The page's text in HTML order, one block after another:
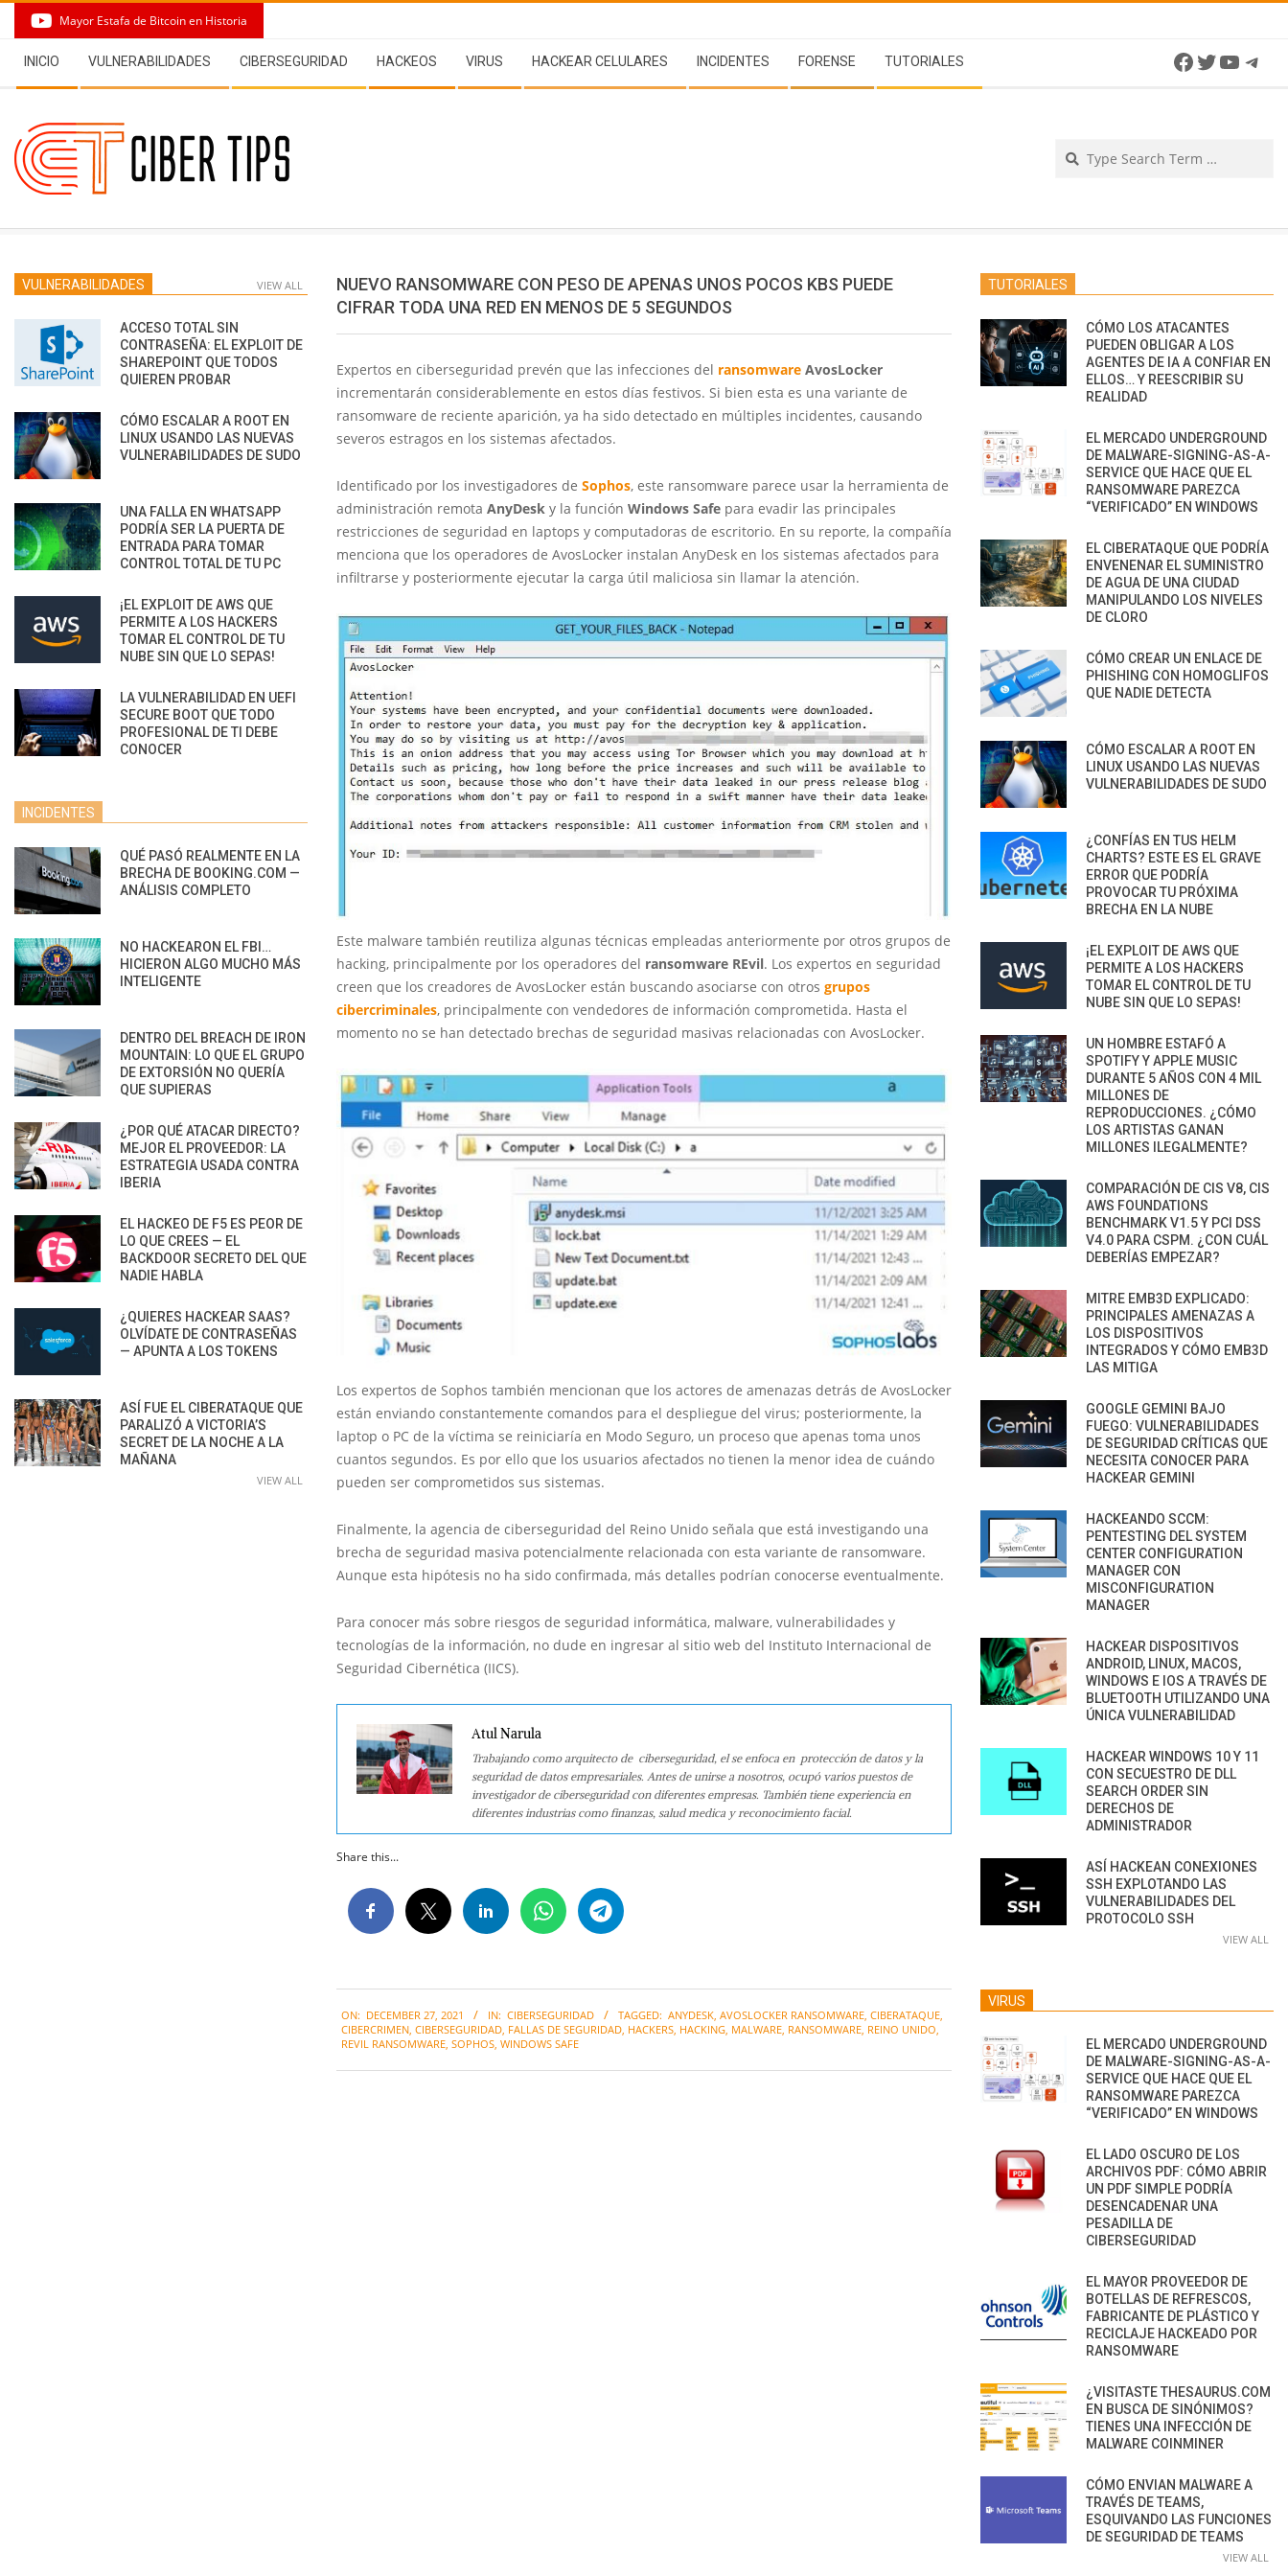
content
Mayor Estafa de Bitcoin en Historia
Navigation
Menu
INICIO VULNERABILIDADES CIBERSEGURIDAD HACKEOS VIRUS HACKEAR CELULARES INCIDENTES FORENSE TUTORIALES Facebook
Twitter
NUEVO RANSOMWARE CON PESO DE APENAS UNOS POCOS KBS PUEDE
CIFRAR TODA UNA RED EN MENOS DE 5 SEGUNDOS
Expertos en ciberseguridad prevén que las infecciones del ransomware AvosLocker
incrementarán considerablemente en estos días festivos. Si bien esta es una variante de
ransomware de reciente aparición, ya ha sido detectado en múltiples incidentes, causando
severos estragos en los sistemas afectados.
Identificado por los investigadores de Sophos, este ransomware parece usar la herramienta de
administración remota AnyDesk y la función Windows Safe para evadir las principales
restricciones de seguridad en laptops y computadoras de escritorio. En su reporte, la compañía
menciona que los operadores de AvosLocker instalan AnyDesk en los sistemas afectados para
infiltrarse y posteriormente ejecutar la carga útil maliciosa sin llamar la atención.
Este malware también reutiliza algunas técnicas empleadas anteriormente por otros grupos de
hacking, principalmente por los operadores del ransomware REvil. Los expertos en seguridad
creen que los creadores de AvosLocker están buscando asociarse con otros grupos
cibercriminales, principalmente con vendedores de información comprometida. Hasta el
momento no se han detectado brechas de seguridad masivas relacionadas con AvosLocker.
Los expertos de Sophos también mencionan que los actores de amenazas detrás de AvosLocker
están enviando constantemente comandos para el despliegue del virus; posteriormente, la
laptop o PC de la víctima se reiniciaría en Modo Seguro, un proceso que apenas toma unos
cuantos segundos. Es por ello que los usuarios afectados no tienen la menor idea de cuándo
pueden ser comprometidos sus sistemas.
Finalmente, la agencia de ciberseguridad del Reino Unido señala que está investigando una
brecha de seguridad masiva potencialmente relacionada con esta variante de ransomware.
Aunque esta hipótesis no ha sido confirmada, más detalles podrían conocerse eventualmente.
Para conocer más sobre riesgos de seguridad informática, malware, vulnerabilidades y
tecnologías de la información, no dude en ingresar al sitio web del Instituto Internacional de
Seguridad Cibernética (IICS).
Atul Narula
Trabajando como arquitecto de ciberseguridad, el se enfoca en protección de datos y la
seguridad de datos empresariales. Antes de unirse a nosotros, ocupó varios puestos de
investigador de ciberseguridad con diferentes empresas. También tiene experiencia en
diferentes industrias como finanzas, salud medica y reconocimiento facial.
Share this...
12-
27
ON: DECEMBER 27, 2021 IN: CIBERSEGURIDAD TAGGED: ANYDESK, AVOSLOCKER RANSOMWARE, CIBERATAQUE,
CIBERCRIMEN, CIBERSEGURIDAD, FALLAS DE SEGURIDAD, HACKERS, HACKING, MALWARE, RANSOMWARE, REINO UNIDO,
REVIL RANSOMWARE, SOPHOS, WINDOWS SAFE
VULNERABILIDADES VIEW ALL
ACCESO TOTAL SIN
CONTRASEÑA: EL EXPLOIT DE
SHAREPOINT QUE TODOS
QUIEREN PROBAR
CÓMO ESCALAR A ROOT EN
LINUX USANDO LAS NUEVAS
VULNERABILIDADES DE SUDO
UNA FALLA EN WHATSAPP
PODRÍA SER LA PUERTA DE
ENTRADA PARA TOMAR
CONTROL TOTAL DE TU PC
¡EL EXPLOIT DE AWS QUE
PERMITE A LOS HACKERS
TOMAR EL CONTROL DE TU
NUBE SIN QUE LO SEPAS!
LA VULNERABILIDAD EN UEFI
SECURE BOOT QUE TODO
PROFESIONAL DE TI DEBE
CONOCER
INCIDENTES
QUÉ PASÓ REALMENTE EN LA
BRECHA DE BOOKING.COM —
ANÁLISIS COMPLETO
NO HACKEARON EL FBI…
HICIERON ALGO MUCHO MÁS
INTELIGENTE
DENTRO DEL BREACH DE IRON
MOUNTAIN: LO QUE EL GRUPO
DE EXTORSIÓN NO QUERÍA
QUE SUPIERAS
¿POR QUÉ ATACAR DIRECTO?
MEJOR EL PROVEEDOR: LA
ESTRATEGIA USADA CONTRA
IBERIA
EL HACKEO DE F5 ES PEOR DE
LO QUE CREES — EL
BACKDOOR SECRETO DEL QUE
NADIE HABLA
¿QUIERES HACKEAR SAAS?
OLVÍDATE DE CONTRASEÑAS
— APUNTA A LOS TOKENS
ASÍ FUE EL CIBERATAQUE QUE
PARALIZÓ A VICTORIA’S
SECRET DE LA NOCHE A LA
MAÑANA
VIEW ALL
TUTORIALES
CÓMO LOS ATACANTES
PUEDEN OBLIGAR A LOS
AGENTES DE IA A CONFIAR EN
ELLOS… Y REESCRIBIR SU
REALIDAD
EL MERCADO UNDERGROUND
DE MALWARE-SIGNING-AS-A-
SERVICE QUE HACE QUE EL
RANSOMWARE PAREZCA
“VERIFICADO” EN WINDOWS
EL CIBERATAQUE QUE PODRÍA
ENVENENAR EL SUMINISTRO
DE AGUA DE UNA CIUDAD
MANIPULANDO LOS NIVELES
DE CLORO
CÓMO CREAR UN ENLACE DE
PHISHING CON HOMOGLIFOS
QUE NADIE DETECTA
CÓMO ESCALAR A ROOT EN
LINUX USANDO LAS NUEVAS
VULNERABILIDADES DE SUDO
¿CONFÍAS EN TUS HELM
CHARTS? ESTE ES EL GRAVE
ERROR QUE PODRÍA
PROVOCAR TU PRÓXIMA
BRECHA EN LA NUBE
¡EL EXPLOIT DE AWS QUE
PERMITE A LOS HACKERS
TOMAR EL CONTROL DE TU
NUBE SIN QUE LO SEPAS!
UN HOMBRE ESTAFÓ A
SPOTIFY Y APPLE MUSIC
DURANTE 5 AÑOS CON 4 MIL
MILLONES DE
REPRODUCCIONES. ¿CÓMO
LOS ARTISTAS GANAN
MILLONES ILEGALMENTE?
COMPARACIÓN DE CIS V8, CIS
AWS FOUNDATIONS
BENCHMARK V1.5 Y PCI DSS
V4.0 PARA CSPM. ¿CON CUÁL
DEBERÍAS EMPEZAR?
MITRE EMB3D EXPLICADO:
PRINCIPALES AMENAZAS A
LOS DISPOSITIVOS
INTEGRADOS Y CÓMO EMB3D
LAS MITIGA
GOOGLE GEMINI BAJO
FUEGO: VULNERABILIDADES
DE SEGURIDAD CRÍTICAS QUE
NECESITA CONOCER PARA
HACKEAR GEMINI
HACKEANDO SCCM:
PENTESTING DEL SYSTEM
CENTER CONFIGURATION
MANAGER CON
MISCONFIGURATION
MANAGER
HACKEAR DISPOSITIVOS
ANDROID, LINUX, MACOS,
WINDOWS E IOS A TRAVÉS DE
BLUETOOTH UTILIZANDO UNA
ÚNICA VULNERABILIDAD
HACKEAR WINDOWS 10 Y 11
CON SECUESTRO DE DLL
SEARCH ORDER SIN
DERECHOS DE
ADMINISTRADOR
ASÍ HACKEAN CONEXIONES
SSH EXPLOTANDO LAS
VULNERABILIDADES DEL
PROTOCOLO SSH
VIEW ALL
VIRUS
EL MERCADO UNDERGROUND
DE MALWARE-SIGNING-AS-A-
SERVICE QUE HACE QUE EL
RANSOMWARE PAREZCA
“VERIFICADO” EN WINDOWS
EL LADO OSCURO DE LOS
ARCHIVOS PDF: CÓMO ABRIR
UN PDF SIMPLE PODRÍA
DESENCADENAR UNA
PESADILLA DE
CIBERSEGURIDAD
EL MAYOR PROVEEDOR DE
BOTELLAS DE REFRESCOS,
FABRICANTE DE PLÁSTICO Y
RECICLAJE HACKEADO POR
RANSOMWARE
¿VISITASTE THESAURUS.COM
EN BUSCA DE SINÓNIMOS?
TIENES UNA INFECCIÓN DE
MALWARE COINMINER
CÓMO ENVIAN MALWARE A
TRAVÉS DE TEAMS,
ESQUIVANDO LAS FUNCIONES
DE SEGURIDAD DE TEAMS
VIEW ALL